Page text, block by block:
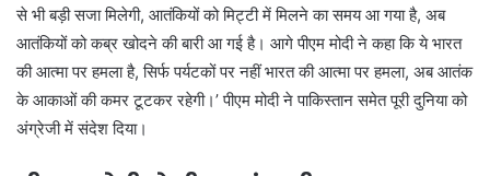
से भी बड़ी सजा मिलेगी, आतंकियों को मिट्टी में मिलने का समय आ गया है, अब
आतंकियों को कब्र खोदने की बारी आ गई है। आगे पीएम मोदी ने कहा कि ये भारत
की आत्मा पर हमला है, सिर्फ पर्यटकों पर नहीं भारत की आत्मा पर हमला, अब आतंक
के आकाओं की कमर टूटकर रहेगी।’ पीएम मोदी ने पाकिस्तान समेत पूरी दुनिया को
अंग्रेजी में संदेश दिया।